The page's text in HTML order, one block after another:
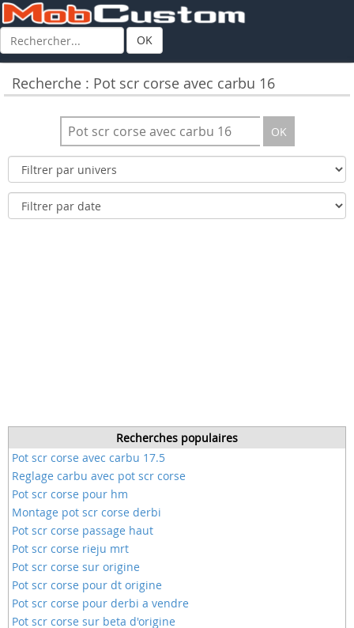
OK
Recherche : Pot scr corse avec carbu 16
OK
Recherches populaires
Pot scr corse avec carbu 17.5
Reglage carbu avec pot scr corse
Pot scr corse pour hm
Montage pot scr corse derbi
Pot scr corse passage haut
Pot scr corse rieju mrt
Pot scr corse sur origine
Pot scr corse pour dt origine
Pot scr corse pour derbi a vendre
Pot scr corse sur beta d'origine